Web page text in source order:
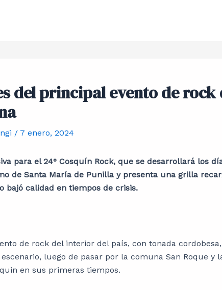
del principal evento de rock
/ 7 enero, 2024
para el 24° Cosquín Rock, que se desarrollará los
de Santa María de Punilla y presenta una grilla
bajó calidad en tiempos de crisis.
de rock del interior del país, con tonada cordobesa,
luego de pasar por la comuna San Roque y
en sus primeras tiempos.